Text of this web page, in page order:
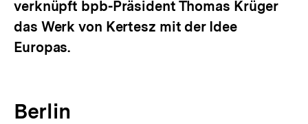
verknüpft bpb-Präsident Thomas Krüger
das Werk von Kertesz mit der Idee
Europas.
Berlin